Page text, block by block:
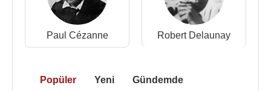
Münih'deki geleneksel sanatçılar derneğini ile
bağlantılarını kopartarak Der
Blaue Reiter
Süvari) akımını oluşturdu. İki yıl sonra bu yeni grup
Kandinskiy'nin önderliğinde
zamanın önemli yaratıcılarını etrafında toplamıştı
Paul Cézanne Robert Delaunay
Popüler Yeni Gündemde